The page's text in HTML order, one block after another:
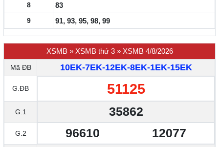
8 83
9 91, 93, 95, 98, 99
XSMB » XSMB thứ 3 » XSMB 4/8/2026
Mã ĐB 10EK-7EK-12EK-8EK-1EK-15EK
G.ĐB 51125
G.1 35862
G.2 96610 12077